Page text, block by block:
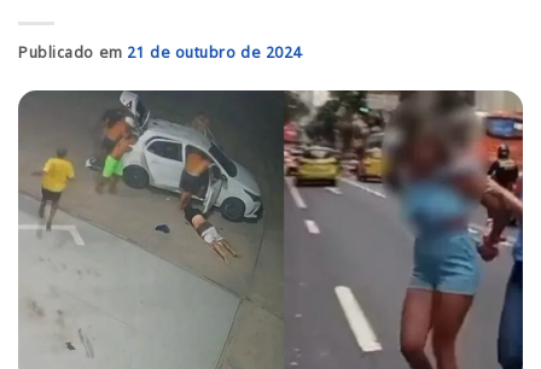
Publicado em 21 de outubro de 2024